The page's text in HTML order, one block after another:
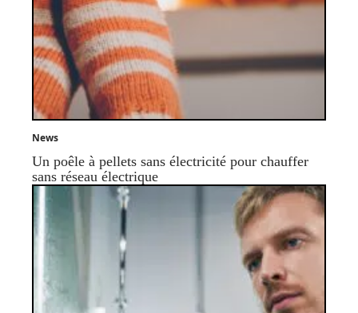
News
Un poêle à pellets sans électricité pour chauffer
sans réseau électrique